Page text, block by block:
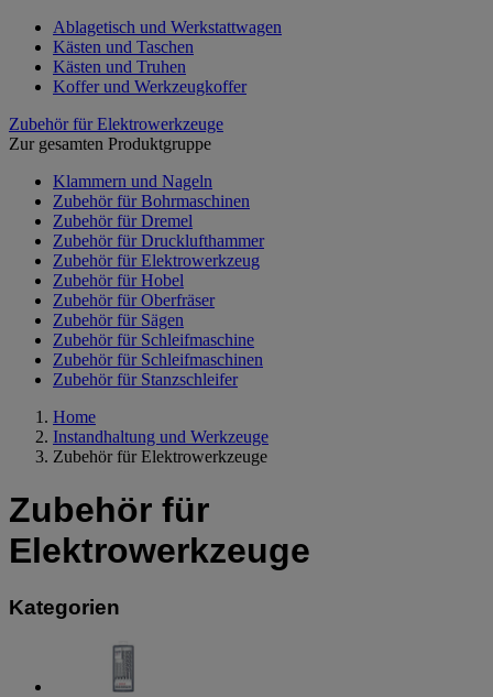
Ablagetisch und Werkstattwagen
Kästen und Taschen
Kästen und Truhen
Koffer und Werkzeugkoffer
Zubehör für Elektrowerkzeuge
Zur gesamten Produktgruppe
Klammern und Nageln
Zubehör für Bohrmaschinen
Zubehör für Dremel
Zubehör für Drucklufthammer
Zubehör für Elektrowerkzeug
Zubehör für Hobel
Zubehör für Oberfräser
Zubehör für Sägen
Zubehör für Schleifmaschine
Zubehör für Schleifmaschinen
Zubehör für Stanzschleifer
Home
Instandhaltung und Werkzeuge
Zubehör für Elektrowerkzeuge
Zubehör für
Elektrowerkzeuge
Kategorien